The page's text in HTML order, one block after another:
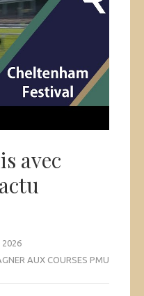
avec
2026
AUX COURSES PMU